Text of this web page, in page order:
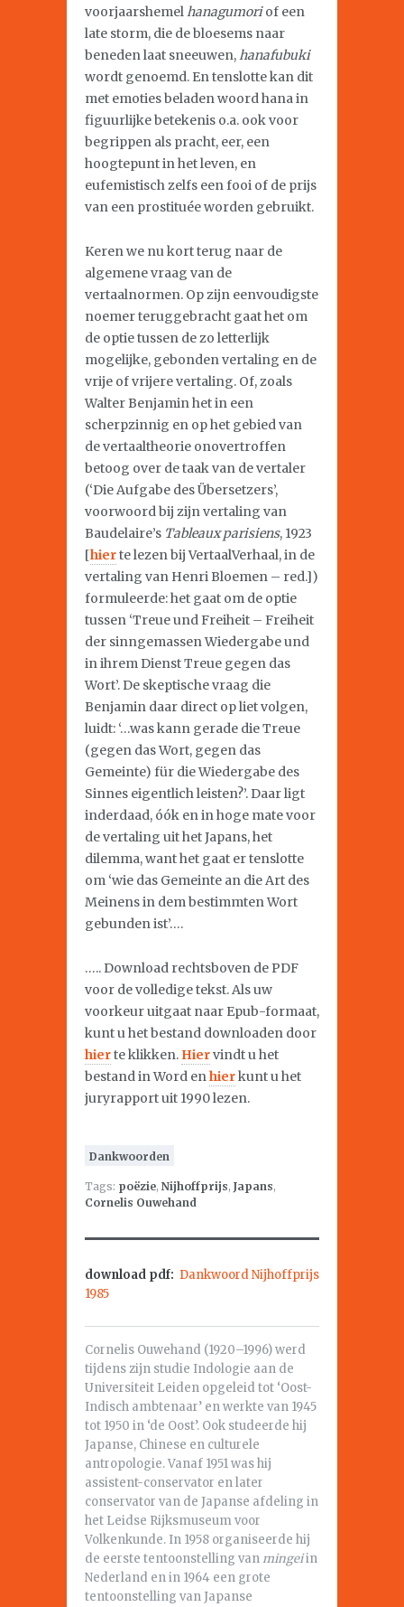
voorjaarshemelhanagumoriof een
late storm, die de bloesems naar
beneden laat sneeuwen,hanafubuki
wordt genoemd. En tenslotte kan dit
met emoties beladen woord hana in
figuurlijke betekenis o.a. ook voor
begrippen als pracht, eer, een
hoogtepunt in het leven, en
eufemistisch zelfs een fooi of de prijs
van een prostituée worden gebruikt.
Keren we nu kort terug naar de
algemene vraag van de
vertaalnormen. Op zijn eenvoudigste
noemer teruggebracht gaat het om
de optie tussen de zo letterlijk
mogelijke, gebonden vertaling en de
vrije of vrijere vertaling. Of, zoals
Walter Benjamin het in een
scherpzinnig en op het gebied van
de vertaaltheorie onovertroffen
betoog over de taak van de vertaler
(‘Die Aufgabe des Übersetzers’,
voorwoord bij zijn vertaling van
Baudelaire’s Tableaux parisiens, 1923
[hierte lezen bij VertaalVerhaal, in de
vertaling van Henri Bloemen – red.])
formuleerde: het gaat om de optie
tussen ‘Treue und Freiheit – Freiheit
der sinngemassen Wiedergabe und
in ihrem Dienst Treue gegen das
Wort’. De skeptische vraag die
Benjamin daar direct op liet volgen,
luidt: ‘…was kann gerade die Treue
(gegen das Wort, gegen das
Gemeinte) für die Wiedergabe des
Sinnes eigentlich leisten?’. Daar ligt
inderdaad, óók en in hoge mate voor
de vertaling uit het Japans, het
dilemma, want het gaat er tenslotte
om ‘wie das Gemeinte an die Art des
Meinens in dem bestimmten Wort
gebunden ist’….
….. Download rechtsboven de PDF
voor de volledige tekst. Als uw
voorkeur uitgaat naar Epub-formaat,
kunt u het bestand downloaden door
hierte klikken. Hiervindt u het
bestand in Word enhierkunt u het
juryrapport uit 1990 lezen.
Dankwoorden
Tags: poëzie, Nijhoffprijs, Japans,
Cornelis Ouwehand
download pdf: Dankwoord Nijhoffprijs
1985
Cornelis Ouwehand (1920–1996) werd
tijdens zijn studie Indologie aan de
Universiteit Leiden opgeleid tot ‘Oost-
Indisch ambtenaar’ en werkte van 1945
tot 1950 in ‘de Oost’. Ook studeerde hij
Japanse, Chinese en culturele
antropologie. Vanaf 1951 was hij
assistent-conservator en later
conservator van de Japanse afdeling in
het Leidse Rijksmuseum voor
Volkenkunde. In 1958 organiseerde hij
de eerste tentoonstelling vanmingeiin
Nederland en in 1964 een grote
tentoonstelling van Japanse